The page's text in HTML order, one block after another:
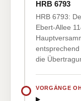
HRB 6793
HRB 6793:
Ebert-Allee
die
VORGÄNGE